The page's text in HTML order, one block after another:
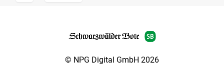
© NPG Digital GmbH 2026